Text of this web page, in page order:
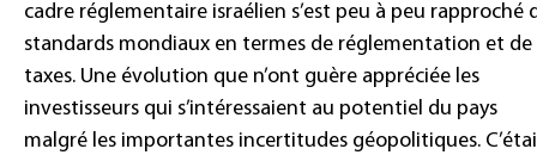
cadre réglementaire israélien s’est peu à peu rapproché
standards mondiaux en termes de réglementation et de
taxes. Une évolution que n’ont guère appréciée les
investisseurs qui s’intéressaient au potentiel du pays
malgré les importantes incertitudes géopolitiques.